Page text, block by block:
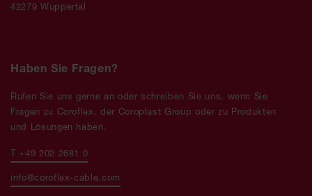
42279 Wuppertal
Haben Sie Fragen?
Rufen Sie uns gerne an oder schreiben Sie uns, wenn Sie
Fragen zu Coroflex, der Coroplast Group oder zu Produkten
und Lösungen haben.
T +49 202 2681 0
info@coroflex-cable.com